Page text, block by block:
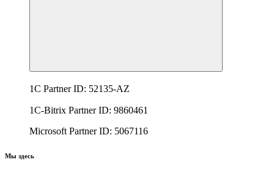
1C Partner ID: 52135-AZ
1C-Bitrix Partner ID: 9860461
Microsoft Partner ID: 5067116
Мы здесь